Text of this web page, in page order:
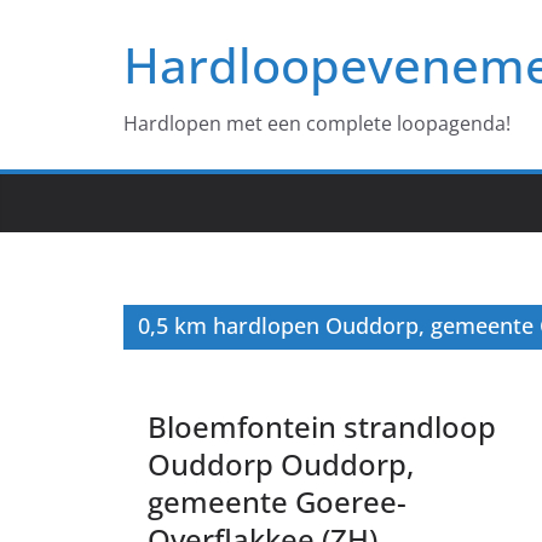
Hardlopen met een complete loopagenda!
0,5 km hardlopen Ouddorp, gemeente
Bloemfontein strandloop
Ouddorp Ouddorp,
gemeente Goeree-